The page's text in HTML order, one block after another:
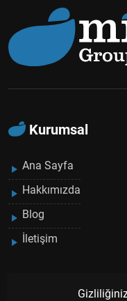
Mina Volkswagen
Kurumsal
Ana Sayfa
Hakkımızda
Blog
İletişim